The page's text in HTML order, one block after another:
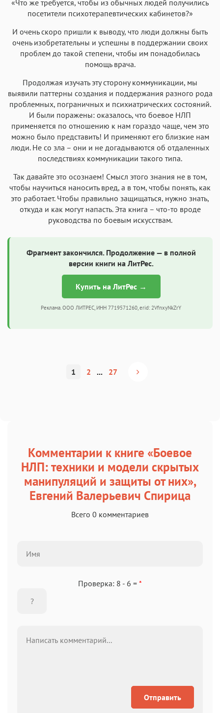
«Что же требуется, чтобы из обычных людей получились
посетители психотерапевтических кабинетов?»
И очень скоро пришли к выводу, что люди должны быть
очень изобретательны и успешны в поддержании своих
проблем до такой степени, чтобы им понадобилась
помощь врача.
Продолжая изучать эту сторону коммуникации, мы
выявили паттерны создания и поддержания разного рода
проблемных, пограничных и психиатрических состояний.
И были поражены: оказалось, что боевое НЛП
применяется по отношению к нам гораздо чаще, чем это
можно было представить! И применяют его близкие нам
люди. Не со зла – они и не догадываются об отдаленных
последствиях коммуникации такого типа.
Так давайте это осознаем! Смысл этого знания не в том,
чтобы научиться наносить вред, а в том, чтобы понять, как
это работает. Чтобы правильно защищаться, нужно знать,
откуда и как могут напасть. Эта книга – что-то вроде
руководства по боевым искусствам.
Фрагмент закончился. Продолжение — в полной
версии книги на ЛитРес.
Купить на ЛитРес →
Реклама. ООО ЛИТРЕС, ИНН 7719571260, erid: 2VfnxyNkZrY
1 2 ... 27
Комментарии к книге «Боевое
НЛП: техники и модели скрытых
манипуляций и защиты от них»,
Евгений Валерьевич Спирица
Всего 0 комментариев
Проверка: 8 - 6 = *
Отправить